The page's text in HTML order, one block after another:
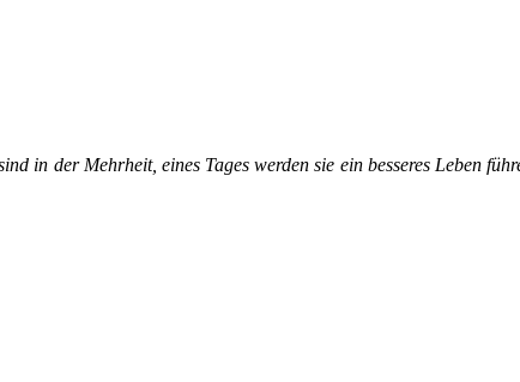
in der Mehr­heit, ei­nes Ta­ges wer­den sie ein bes­se­res Le­ben